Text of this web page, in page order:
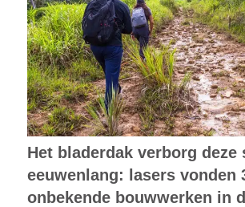
Het bladerdak verborg deze
eeuwenlang: lasers vonden
onbekende bouwwerken in